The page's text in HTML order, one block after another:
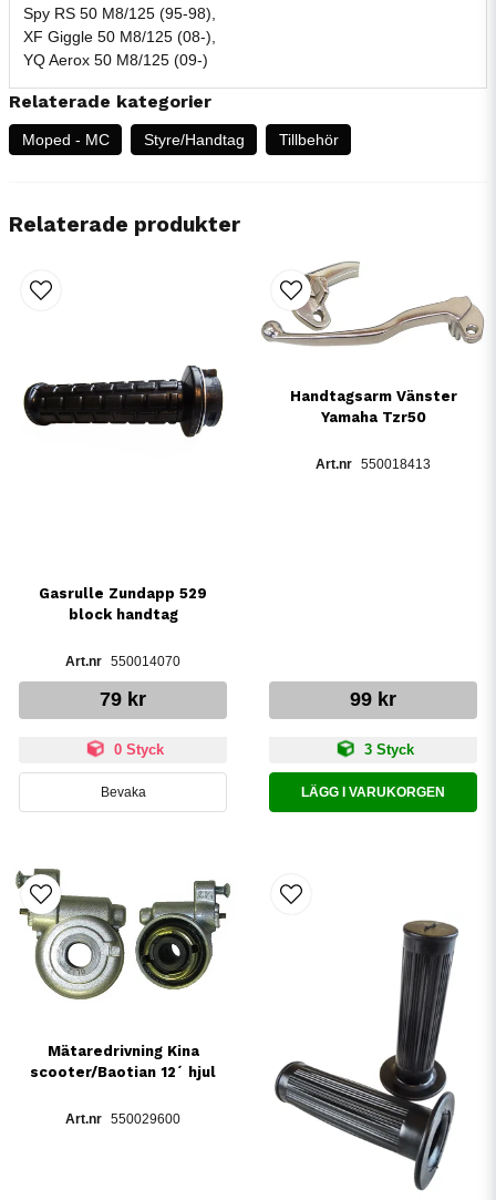
Spy RS 50 M8/125 (95-98),
XF Giggle 50 M8/125 (08-),
YQ Aerox 50 M8/125 (09-)
Relaterade kategorier
Moped - MC Styre/Handtag Tillbehör
Relaterade produkter
Gasrulle Zundapp 529
block handtag
550014070
79 kr
0 Styck
Bevaka
Handtagsarm Vänster
Yamaha Tzr50
550018413
99 kr
3 Styck
LÄGG I VARUKORGEN
Mätaredrivning Kina
scooter/Baotian 12´ hjul
550029600